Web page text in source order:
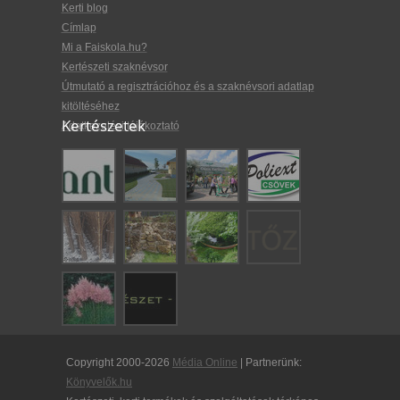
Kerti blog
Címlap
Mi a Faiskola.hu?
Kertészeti szaknévsor
Útmutató a regisztrációhoz és a szaknévsori adatlap
kitöltéséhez
Adatkezelési tájékoztató
Kertészetek
Copyright 2000-2026 Média Online | Partnerünk:
Könyvelők.hu